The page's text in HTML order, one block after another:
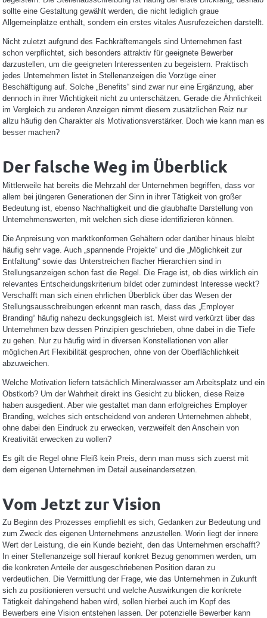
sollte eine Gestaltung gewählt werden, die nicht lediglich graue
Allgemeinplätze enthält, sondern ein erstes vitales Ausrufezeichen darstellt.
Nicht zuletzt aufgrund des Fachkräftemangels sind Unternehmen fast
schon verpflichtet, sich besonders attraktiv für geeignete Bewerber
darzustellen, um die geeigneten Interessenten zu begeistern. Praktisch
jedes Unternehmen listet in Stellenanzeigen die Vorzüge einer
Beschäftigung auf. Solche „Benefits“ sind zwar nur eine Ergänzung, aber
dennoch in ihrer Wichtigkeit nicht zu unterschätzen. Gerade die Ähnlichkeit
im Vergleich zu anderen Anzeigen nimmt diesem zusätzlichen Reiz nur
allzu häufig den Charakter als Motivationsverstärker. Doch wie kann man es
besser machen?
Der falsche Weg im Überblick
Mittlerweile hat bereits die Mehrzahl der Unternehmen begriffen, dass vor
allem bei jüngeren Generationen der Sinn in ihrer Tätigkeit von großer
Bedeutung ist, ebenso Nachhaltigkeit und die glaubhafte Darstellung von
Unternehmenswerten, mit welchen sich diese identifizieren können.
Die Anpreisung von marktkonformen Gehältern oder darüber hinaus bleibt
häufig sehr vage. Auch „spannende Projekte“ und die „Möglichkeit zur
Entfaltung“ sowie das Unterstreichen flacher Hierarchien sind in
Stellungsanzeigen schon fast die Regel. Die Frage ist, ob dies wirklich ein
relevantes Entscheidungskriterium bildet oder zumindest Interesse weckt?
Verschafft man sich einen ehrlichen Überblick über das Wesen der
Stellungsausschreibungen erkennt man rasch, dass das „Employer
Branding“ häufig nahezu deckungsgleich ist. Meist wird verkürzt über das
Unternehmen bzw dessen Prinzipien geschrieben, ohne dabei in die Tiefe
zu gehen. Nur zu häufig wird in diversen Konstellationen von aller
möglichen Art Flexibilität gesprochen, ohne von der Oberflächlichkeit
abzuweichen.
Welche Motivation liefern tatsächlich Mineralwasser am Arbeitsplatz und ein
Obstkorb? Um der Wahrheit direkt ins Gesicht zu blicken, diese Reize
haben ausgedient. Aber wie gestaltet man dann erfolgreiches Employer
Branding, welches sich entscheidend von anderen Unternehmen abhebt,
ohne dabei den Eindruck zu erwecken, verzweifelt den Anschein von
Kreativität erwecken zu wollen?
Es gilt die Regel ohne Fleiß kein Preis, denn man muss sich zuerst mit
dem eigenen Unternehmen im Detail auseinandersetzen.
Vom Jetzt zur Vision
Zu Beginn des Prozesses empfiehlt es sich, Gedanken zur Bedeutung und
zum Zweck des eigenen Unternehmens anzustellen. Worin liegt der innere
Wert der Leistung, die ein Kunde bezieht, den das Unternehmen erschafft?
In einer Stellenanzeige soll hierauf konkret Bezug genommen werden, um
die konkreten Anteile der ausgeschriebenen Position daran zu
verdeutlichen. Die Vermittlung der Frage, wie das Unternehmen in Zukunft
sich zu positionieren versucht und welche Auswirkungen die konkrete
Tätigkeit dahingehend haben wird, sollen hierbei auch im Kopf des
Bewerbers eine Vision entstehen lassen. Der potenzielle Bewerber kann